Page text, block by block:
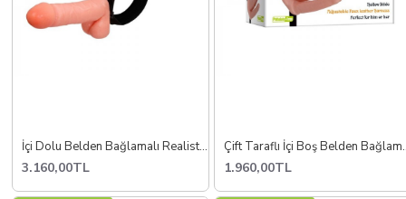
İçi Dolu Belden Bağlamalı Realistik Vibratör Protez Penis Strapon
3.160,00TL
Çift Taraflı
1.960,00TL